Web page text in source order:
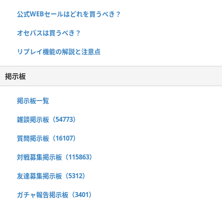
公式WEBセールはどれを買うべき？
オセパスは買うべき？
リプレイ機能の解説と注意点
掲示板
掲示板一覧
雑談掲示板（54773）
質問掲示板（16107）
対戦募集掲示板（115863）
友達募集掲示板（5312）
ガチャ報告掲示板（3401）